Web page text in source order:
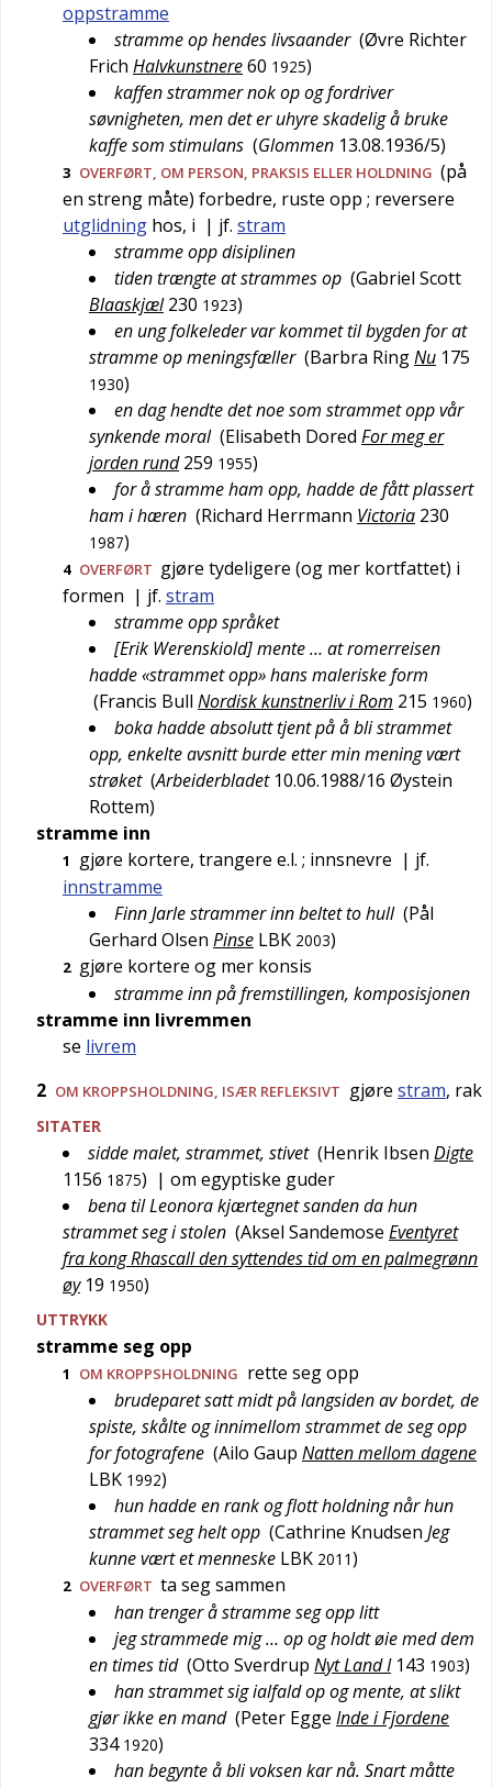
oppstramme
stramme op hendes livsaander (Øvre Richter
Frich Halvkunstnere60 1925)
kaffen strammer nok op og fordriver
søvnigheten, men det er uhyre skadelig å bruke
kaffe som stimulans (Glommen 13.08.1936/5)
3 OVERFØRT, OM PERSON, PRAKSIS ELLER HOLDNING (på
en streng måte) forbedre, ruste opp ; reversere
utglidning hos, i | jf. stram
stramme opp disiplinen
tiden trængte at strammes op (Gabriel Scott
Blaaskjæl 230 1923)
en ung folkeleder var kommet til bygden for at
stramme op meningsfæller (Barbra RingNu 175
1930)
en dag hendte det noe som strammet opp vår
synkende moral (Elisabeth Dored For meg er
jorden rund 259 1955)
for å stramme ham opp, hadde de fått plassert
ham i hæren (Richard Herrmann Victoria 230
1987)
4 OVERFØRT gjøre tydeligere (og mer kortfattet) i
formen | jf. stram
stramme opp språket
[Erik Werenskiold] mente … at romerreisen
hadde «strammet opp» hans maleriske form
(Francis Bull Nordisk kunstnerliv i Rom 215 1960)
boka hadde absolutt tjent på å bli strammet
opp, enkelte avsnitt burde etter min mening vært
strøket (Arbeiderbladet 10.06.1988/16 Øystein
Rottem)
stramme inn
1 gjøre kortere, trangere e.l. ; innsnevre | jf.
innstramme
Finn Jarle strammer inn beltet to hull (Pål
Gerhard Olsen Pinse LBK 2003)
2 gjøre kortere og mer konsis
stramme inn på fremstillingen, komposisjonen
stramme inn livremmen
se livrem
2 OM KROPPSHOLDNING, ISÆR REFLEKSIVT gjøre stram, rak
SITATER
sidde malet, strammet, stivet (Henrik Ibsen Digte
1156 1875) | om egyptiske guder
bena til Leonora kjærtegnet sanden da hun
strammet seg i stolen (Aksel Sandemose Eventyret
fra kong Rhascall den syttendes tid om en palmegrønn
øy 19 1950)
UTTRYKK
stramme seg opp
1 OM KROPPSHOLDNING rette seg opp
brudeparet satt midt på langsiden av bordet, de
spiste, skålte og innimellom strammet de seg opp
for fotografene (Ailo Gaup Natten mellom dagene
LBK 1992)
hun hadde en rank og flott holdning når hun
strammet seg helt opp (Cathrine Knudsen Jeg
kunne vært et menneske LBK 2011)
2 OVERFØRT ta seg sammen
han trenger å stramme seg opp litt
jeg strammede mig … op og holdt øie med dem
en times tid (Otto Sverdrup Nyt Land I 143 1903)
han strammet sig ialfald op og mente, at slikt
gjør ikke en mand (Peter Egge Inde i Fjordene
334 1920)
han begynte å bli voksen kar nå. Snart måtte